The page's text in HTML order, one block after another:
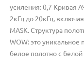
усиления: 0,7 Кривая
2кГц до 20кГц,
MASK. Структура
WOW: это уникальное
белое полотно с